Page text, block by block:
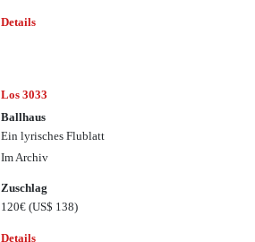
Details
Los 3033
Ballhaus
Ein lyrisches Flublatt
Im Archiv
Zuschlag
120€(US$ 138)
Details